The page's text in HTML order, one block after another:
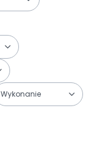
Wykonanie